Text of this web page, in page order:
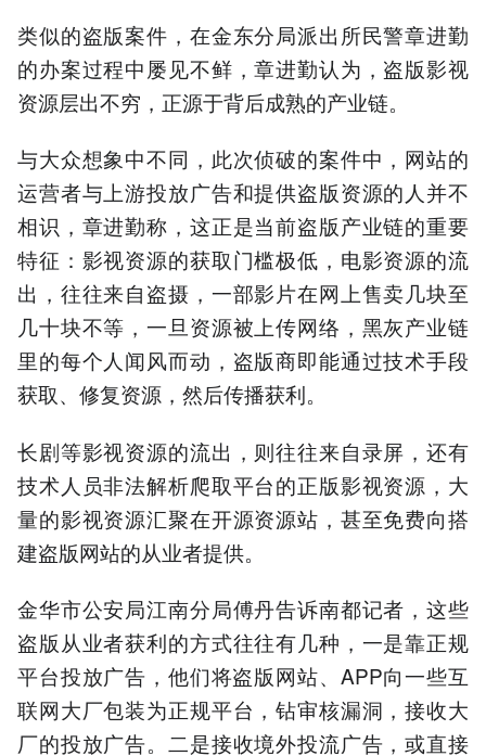
类似的盗版案件，在金东分局派出所民警章进勤
的办案过程中屡见不鲜，章进勤认为，盗版影视
资源层出不穷，正源于背后成熟的产业链。
与大众想象中不同，此次侦破的案件中，网站的
运营者与上游投放广告和提供盗版资源的人并不
相识，章进勤称，这正是当前盗版产业链的重要
特征：影视资源的获取门槛极低，电影资源的流
出，往往来自盗摄，一部影片在网上售卖几块至
几十块不等，一旦资源被上传网络，黑灰产业链
里的每个人闻风而动，盗版商即能通过技术手段
获取、修复资源，然后传播获利。
长剧等影视资源的流出，则往往来自录屏，还有
技术人员非法解析爬取平台的正版影视资源，大
量的影视资源汇聚在开源资源站，甚至免费向搭
建盗版网站的从业者提供。
金华市公安局江南分局傅丹告诉南都记者，这些
盗版从业者获利的方式往往有几种，一是靠正规
平台投放广告，他们将盗版网站、APP向一些互
联网大厂包装为正规平台，钻审核漏洞，接收大
厂的投放广告。二是接收境外投流广告，或直接